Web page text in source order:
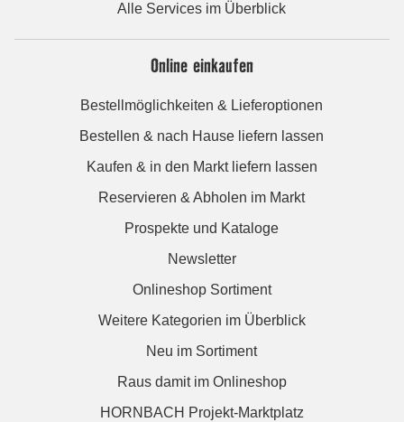
Alle Services im Überblick
Online einkaufen
Bestellmöglichkeiten & Lieferoptionen
Bestellen & nach Hause liefern lassen
Kaufen & in den Markt liefern lassen
Reservieren & Abholen im Markt
Prospekte und Kataloge
Newsletter
Onlineshop Sortiment
Weitere Kategorien im Überblick
Neu im Sortiment
Raus damit im Onlineshop
HORNBACH Projekt-Marktplatz